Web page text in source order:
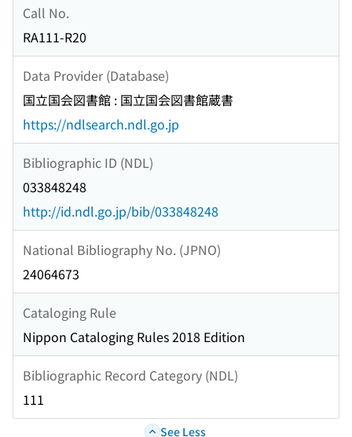
Call No.
RA111-R20
Data Provider (Database)
国立国会図書館 : 国立国会図書館蔵書
https://ndlsearch.ndl.go.jp
Bibliographic ID (NDL)
033848248
http://id.ndl.go.jp/bib/033848248
National Bibliography No. (JPNO)
24064673
Cataloging Rule
Nippon Cataloging Rules 2018 Edition
Bibliographic Record Category (NDL)
111
See Less